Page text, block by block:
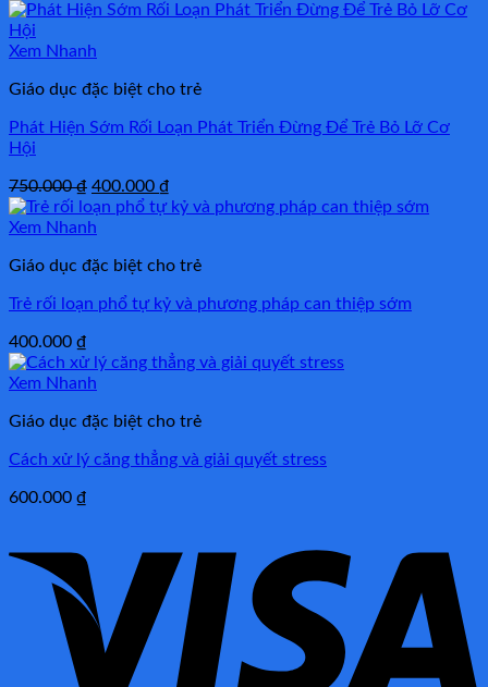
Xem Nhanh
Giáo dục đặc biệt cho trẻ
Phát Hiện Sớm Rối Loạn Phát Triển Đừng Để Trẻ Bỏ Lỡ Cơ
Hội
750.000₫ Giá
gốc
là:
400.000 ₫
hiện
400.000 ₫.
Xem Nhanh
Giáo dục đặc biệt cho trẻ
Trẻ rối loạn phổ tự kỷ và phương pháp can thiệp sớm
400.000 ₫
Xem Nhanh
Giáo dục đặc biệt cho trẻ
Cách xử lý căng thẳng và giải quyết stress
600.000 ₫